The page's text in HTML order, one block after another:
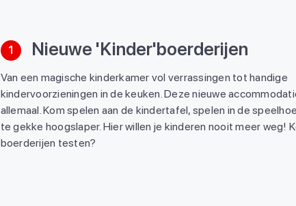
1 Nieuwe 'Kinder'boerderijen
Van een magische kinderkamer vol verrassingen tot handige
kindervoorzieningen in de keuken. Deze nieuwe
allemaal. Kom spelen aan de kindertafel, spelen in de
te gekke hoogslaper. Hier willen je kinderen nooit meer weg!
boerderijen testen?